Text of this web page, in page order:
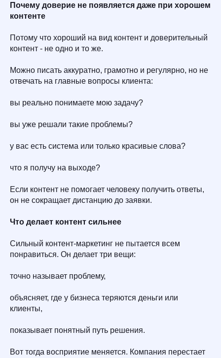
Почему доверие не появляется даже при хорошем
контенте
Потому что хороший на вид контент и доверительный
контент - не одно и то же.
Можно писать аккуратно, грамотно и регулярно, но не
отвечать на главные вопросы клиента:
вы реально понимаете мою задачу?
вы уже решали такие проблемы?
у вас есть система или только красивые слова?
что я получу на выходе?
Если контент не помогает человеку получить ответы,
он не сокращает дистанцию до заявки.
Что делает контент сильнее
Сильный контент-маркетинг не пытается всем
понравиться. Он делает три вещи:
точно называет проблему,
объясняет, где у бизнеса теряются деньги или
клиенты,
показывает понятный путь решения.
Вот тогда восприятие меняется. Компания перестает